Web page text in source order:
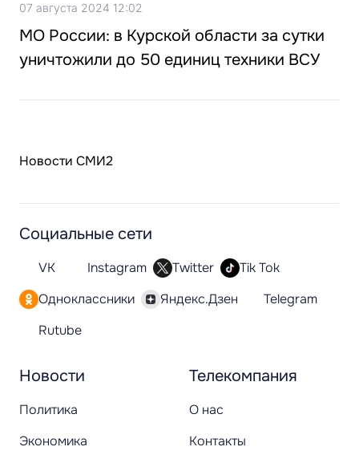
07 августа 2024 12:02
МО России: в Курской области за сутки
уничтожили до 50 единиц техники ВСУ
Новости СМИ2
Новости
Политика
Экономика
Телекомпания
О нас
Контакты
Социальные сети
VK Instagram Twitter
Tik Tok
Одноклассники
Яндекс.Дзен
Telegram
Rutube